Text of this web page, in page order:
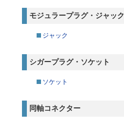
モジュラープラグ・ジャック
ジャック
シガープラグ・ソケット
ソケット
同軸コネクター